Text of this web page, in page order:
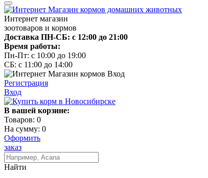
Интернет магазин
зоотоваров и кормов
Доставка ПН-СБ: с 12:00 до 21:00
Время работы:
Пн-Пт: с 10:00 до 19:00
СБ: с 11:00 до 14:00
Регистрация
Вход
В вашей корзине:
Товаров: 0
На сумму: 0
Оформить
заказ
Найти